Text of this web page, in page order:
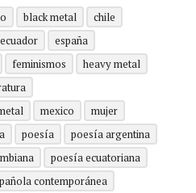
black metal
chile
ecuador
españa
feminismos
heavy metal
mexico
mujer
poesía
poesía argentina
poesía ecuatoriana
contemporánea